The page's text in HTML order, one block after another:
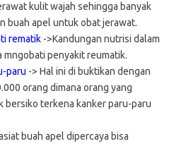
kulit wajah sehingga banyak
buah apel untuk obat jerawat.
rematik ->Kandungan nutrisi dalam
mngobati penyakit reumatik.
paru -> Hal ini di buktikan dengan
orang dimana orang yang
bersiko terkena kanker paru-paru
buah apel dipercaya bisa